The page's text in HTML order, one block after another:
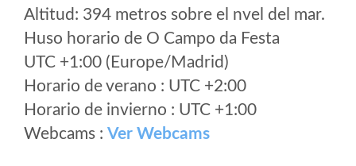
Altitud: 394 metros sobre el nvel del mar.
Huso horario de O Campo da Festa
UTC +1:00 (Europe/Madrid)
Horario de verano : UTC +2:00
Horario de invierno : UTC +1:00
Webcams : Ver Webcams